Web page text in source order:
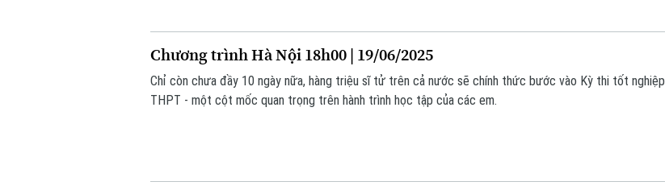
Chương trình Hà Nội 18h00 | 19/06/2025
Chỉ còn chưa đầy 10 ngày nữa, hàng triệu sĩ tử trên cả nước sẽ chính thức bước vào Kỳ thi tốt nghiệp
THPT - một cột mốc quan trọng trên hành trình học tập của các em.